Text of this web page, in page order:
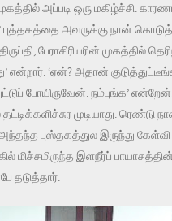
அப்படி ஒரு மகிழ்ச்சி.
புத்தகத்தை அவருக்கு நான்
பேராசிரியரின் முகத்தில்
என்றார். ‘ஏன்? அதான்
போயிருவேன். நம்புங்க’
முடியாது. ரெண்டு
புஸ்தகத்துல இருந்து கேள்வி
மிச்சமிருந்த இளநீர்ப்
தடுத்தார்.